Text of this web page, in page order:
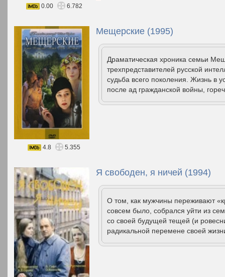
0.00
6.782
Мещерские (1995)
Драматическая хроника семьи
трехпредставителей русской
судьба всего поколения. Жизнь в
после ад гражданской войны,
4.8 5.355
Я свободен, я ничей (1994)
О том, как мужчины переживают
совсем было, собрался уйти из
со своей будущей тещей (и
радикальной перемене своей